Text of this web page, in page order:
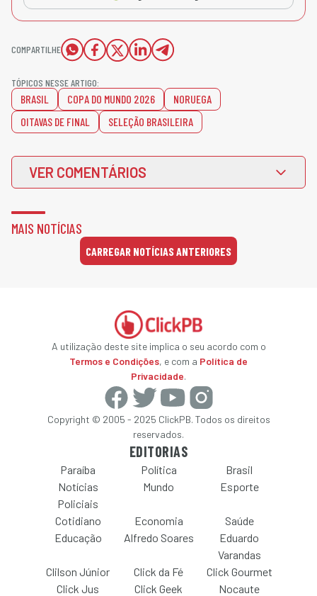
COMPARTILHE
TÓPICOS NESSE ARTIGO:
BRASIL COPA DO MUNDO 2026
NORUEGA
OITAVAS DE FINAL
SELEÇÃO BRASILEIRA
VER COMENTÁRIOS
MAIS NOTÍCIAS
CARREGAR NOTÍCIAS ANTERIORES
A utilização deste site implica o seu acordo com o
Termos e Condições, e com a Política de
Privacidade.
Copyright © 2005 - 2025 ClickPB. Todos os direitos
reservados.
EDITORIAS
Paraíba Política
Brasil
Notícias
Policiais
Mundo Esporte
Cotidiano Economia
Saúde
Educação
Alfredo Soares
Eduardo
Varandas
Clilson Júnior
Click da Fé
Click Gourmet
Click Jus
Click Geek Nocaute